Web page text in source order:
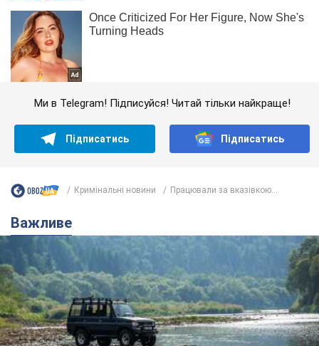
Ми в Telegram! Підписуйся! Читай тільки найкраще!
Підписатись Підписатись
Кримінальні новини Працювали за вказівкою...
Важливе